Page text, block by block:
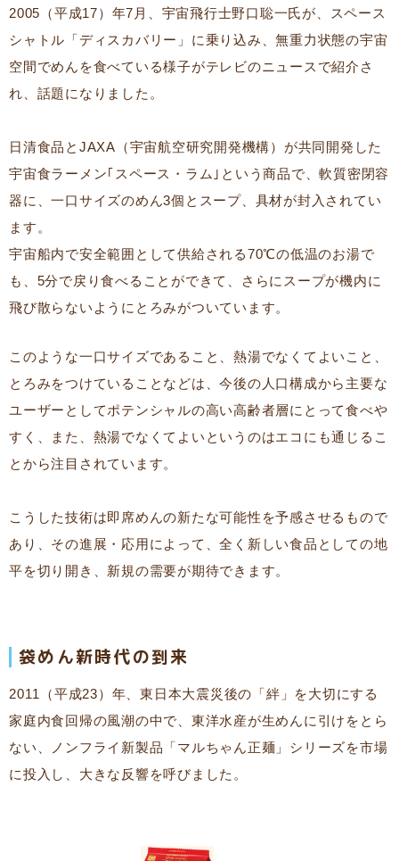
2005（平成17）年7月、宇宙飛行士野口聡一氏が、スペース
シャトル「ディスカバリー」に乗り込み、無重力状態の宇宙
空間でめんを食べている様子がテレビのニュースで紹介さ
れ、話題になりました。
日清食品とJAXA（宇宙航空研究開発機構）が共同開発した
宇宙食ラーメン｢スペース・ラム｣という商品で、軟質密閉容
器に、一口サイズのめん3個とスープ、具材が封入されてい
ます。
宇宙船内で安全範囲として供給される70℃の低温のお湯で
も、5分で戻り食べることができて、さらにスープが機内に
飛び散らないようにとろみがついています。
このような一口サイズであること、熱湯でなくてよいこと、
とろみをつけていることなどは、今後の人口構成から主要な
ユーザーとしてポテンシャルの高い高齢者層にとって食べや
すく、また、熱湯でなくてよいというのはエコにも通じるこ
とから注目されています。
こうした技術は即席めんの新たな可能性を予感させるもので
あり、その進展・応用によって、全く新しい食品としての地
平を切り開き、新規の需要が期待できます。
袋めん新時代の到来
2011（平成23）年、東日本大震災後の「絆」を大切にする
家庭内食回帰の風潮の中で、東洋水産が生めんに引けをとら
ない、ノンフライ新製品「マルちゃん正麺」シリーズを市場
に投入し、大きな反響を呼びました。